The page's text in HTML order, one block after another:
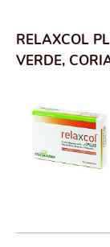
RELAXCOL
VERDE,